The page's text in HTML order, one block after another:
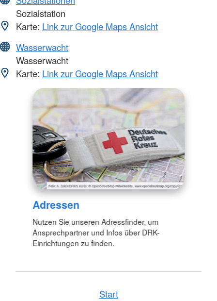
Sozialstation
Karte: Link zur Google Maps Ansicht
Wasserwacht
Wasserwacht
Karte: Link zur Google Maps Ansicht
Adressen
Nutzen Sie unseren Adressfinder, um
Ansprechpartner und Infos über DRK-
Einrichtungen zu finden.
Start